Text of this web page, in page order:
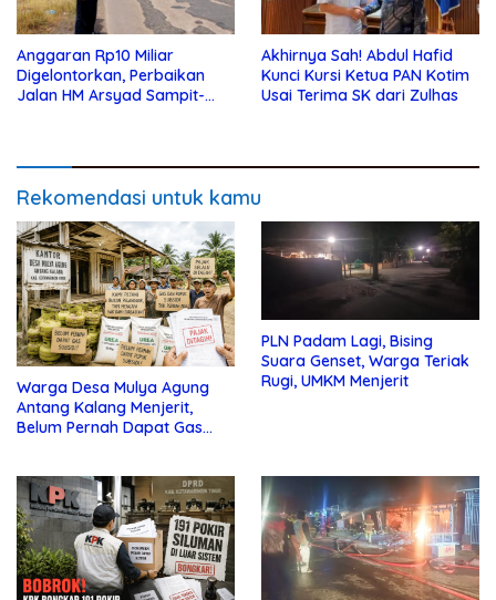
Anggaran Rp10 Miliar
Digelontorkan, Perbaikan
Jalan HM Arsyad Sampit-
Akhirnya Sah! Abdul Hafid
Kunci Kursi Ketua PAN Kotim
Usai Terima SK dari Zulhas
Rekomendasi untuk kamu
Warga Desa Mulya Agung
Antang Kalang Menjerit,
Belum Pernah Dapat Gas
PLN Padam Lagi, Bising
Suara Genset, Warga Teriak
Rugi, UMKM Menjerit